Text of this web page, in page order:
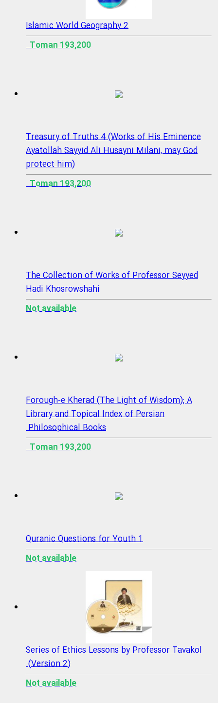
Islamic World Geography 2
193,200 Toman
Treasury of Truths 4 (Works of His Eminence
Ayatollah Sayyid Ali Husayni Milani, may God
protect him)
193,200 Toman
The Collection of Works of Professor Seyyed
Hadi Khosrowshahi
Not available
Forough-e Kherad (The Light of Wisdom); A
Library and Topical Index of Persian
Philosophical Books.
193,200 Toman
Quranic Questions for Youth 1
Not available
Series of Ethics Lessons by Professor Tavakol
(Version 2).
Not available